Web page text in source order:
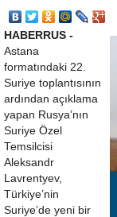
HABERRUS -
Astana
formatındaki 22.
Suriye toplantısının
ardından açıklama
yapan Rusya’nın
Suriye Özel
Temsilcisi
Aleksandr
Lavrentyev,
Türkiye’nin
Suriye’de yeni bir